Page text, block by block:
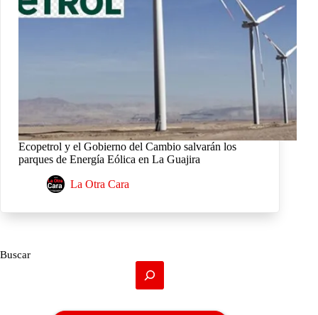
Ecopetrol y el Gobierno del Cambio salvarán los
parques de Energía Eólica en La Guajira
La Otra Cara
Buscar